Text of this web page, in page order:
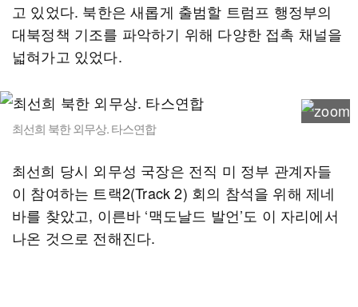
고 있었다. 북한은 새롭게 출범할 트럼프 행정부의
대북정책 기조를 파악하기 위해 다양한 접촉 채널을
넓혀가고 있었다.
최선희 북한 외무상. 타스연합
최선희 당시 외무성 국장은 전직 미 정부 관계자들
이 참여하는 트랙2(Track 2) 회의 참석을 위해 제네
바를 찾았고, 이른바 ‘맥도날드 발언’도 이 자리에서
나온 것으로 전해진다.